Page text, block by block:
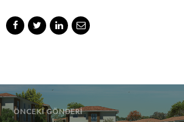
ÖNCEKI GÖNDERI